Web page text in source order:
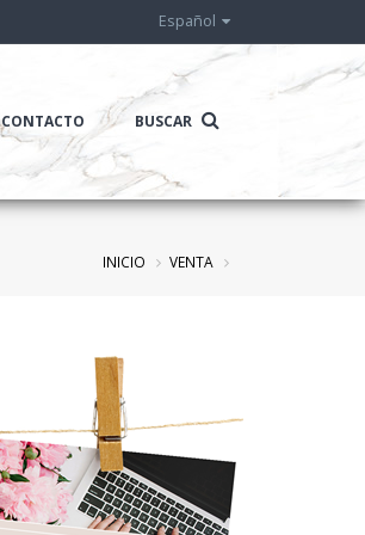
Español
CONTACTO BUSCAR
INICIO VENTA